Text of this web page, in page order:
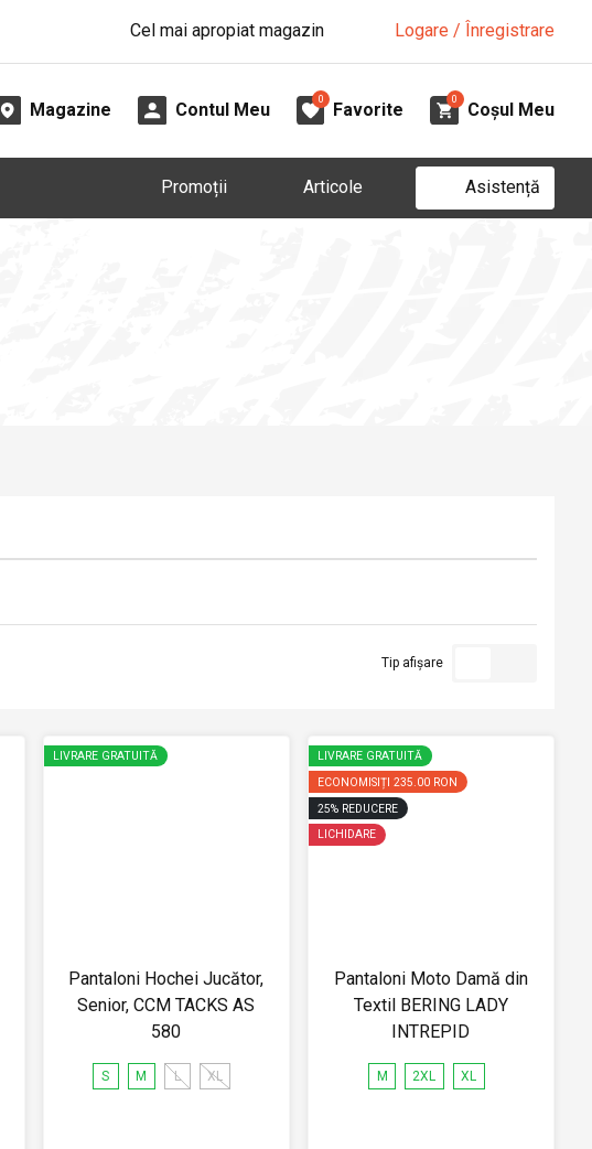
Cel mai apropiat magazin Logare / Înregistrare
Magazine Contul Meu
0
Favorite
0
Coșul Meu
Promoții Articole Asistență
Tip afișare
LIVRARE GRATUITĂ
Pantaloni Hochei Jucător,
Senior, CCM TACKS AS
580
S M L XL
LIVRARE GRATUITĂ
ECONOMISIȚI 235.00 RON
25% REDUCERE
LICHIDARE
Pantaloni Moto Damă din
Textil BERING LADY
INTREPID
M 2XL XL